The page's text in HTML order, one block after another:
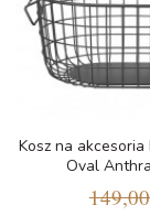
Kosz na akcesoria
Oval